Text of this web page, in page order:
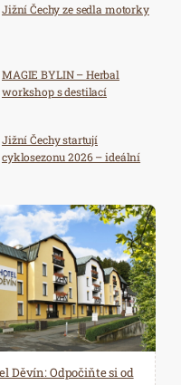
se potkat při
hecování, přátelského
hodně chyběla.
z prvních
jeho tradičně skvělou
VALACHY Bohuslav
Jižní Čechy ze sedla motorky
MAGIE BYLIN – Herbal
workshop s destilací
Jižní Čechy startují
cyklosezonu 2026 – ideální
Děvín: Odpočiňte si od
ráj Holice: Odpočinek a